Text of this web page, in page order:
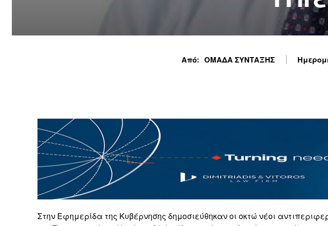
Από: ΟΜΑΔΑ ΣΥΝΤΑΞΗΣ
Στην Εφημερίδα της Κυβέρνησης δημοσιεύθηκαν οι οκτώ νέοι